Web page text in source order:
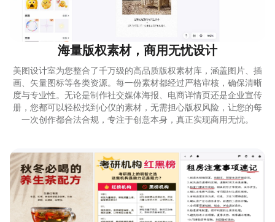
海量版权素材，商用无忧设计
美图设计室为您整合了千万级的高品质版权素材库，涵盖图片、插
画、矢量图标等各类资源。每一份素材都经过严格审核，确保清晰
度与专业性。无论是制作社交媒体海报、电商详情页还是企业宣传
册，您都可以轻松找到心仪的素材，无需担心版权风险，让您的每
一次创作都合法合规，专注于创意本身，真正实现商用无忧。